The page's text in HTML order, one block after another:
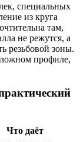
специальных
из круга
там,
не режутся, а
резьбовой зоны.
профиле,
Что даёт